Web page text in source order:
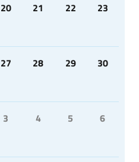
20 21 22 23
27 28 29 30
3 4 5 6